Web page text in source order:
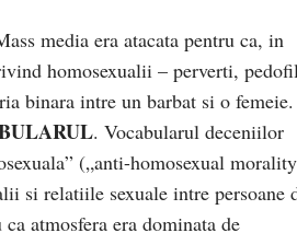
media era atacata pentru ca, in
homosexualii – perverti,
binara intre un barbat si o
. Vocabularul deceniilor
(„anti-homosexual morality
si relatiile sexuale intre persoane
atmosfera era dominata de